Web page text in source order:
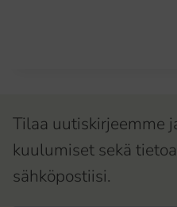
Tilaa uutiskirjeemme
kuulumiset sekä
sähköpostiisi.